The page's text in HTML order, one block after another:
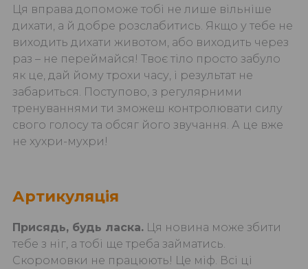
Ця вправа допоможе тобі не лише вільніше
дихати, а й добре розслабитись. Якщо у тебе не
виходить дихати животом, або виходить через
раз – не переймайся! Твоє тіло просто забуло
як це, дай йому трохи часу, і результат не
забариться. Поступово, з регулярними
тренуваннями ти зможеш контролювати силу
свого голосу та обсяг його звучання. А це вже
не хухри-мухри!
Артикуляція
Присядь, будь ласка.Ця новина може збити
тебе з ніг, а тобі ще треба займатись.
Скоромовки не працюють! Це міф. Всі ці